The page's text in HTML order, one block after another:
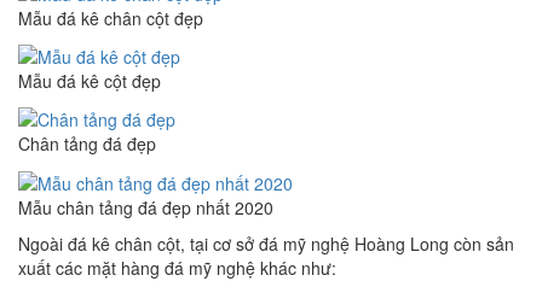
Mẫu đá kê chân cột đẹp
Mẫu đá kê cột đẹp
Chân tảng đá đẹp
Mẫu chân tảng đá đẹp nhất 2020
Ngoài đá kê chân cột, tại cơ sở đá mỹ nghệ Hoàng Long còn sản
xuất các mặt hàng đá mỹ nghệ khác như: